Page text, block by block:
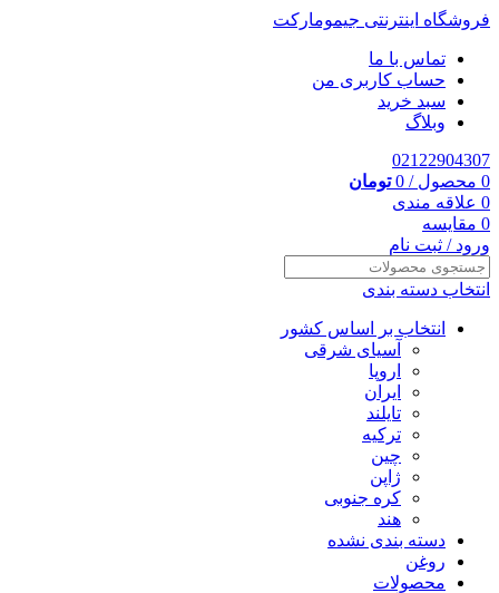
فروشگاه اینترنتی جیمومارکت
تماس با ما
حساب کاربری من
سبد خرید
وبلاگ
02122904307
0 محصول /
0 تومان
0 علاقه مندی
0 مقایسه
ورود / ثبت نام
انتخاب دسته بندی
انتخاب بر اساس کشور
آسیای شرقی
اروپا
ایران
تایلند
ترکیه
چین
ژاپن
کره جنوبی
هند
دسته بندی نشده
روغن
محصولات